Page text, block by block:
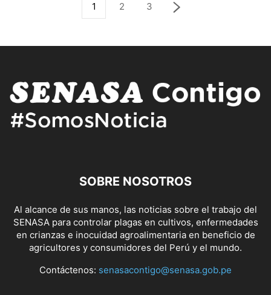
1 2 3
SOBRE NOSOTROS
Al alcance de sus manos, las noticias sobre el trabajo del
SENASA para controlar plagas en cultivos, enfermedades
en crianzas e inocuidad agroalimentaria en beneficio de
agricultores y consumidores del Perú y el mundo.
Contáctenos: senasacontigo@senasa.gob.pe